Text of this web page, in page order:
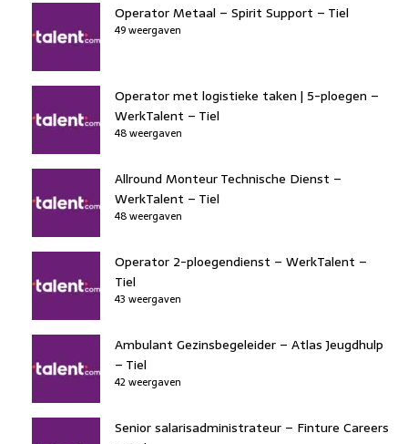
Operator Metaal – Spirit Support – Tiel
49 weergaven
Operator met logistieke taken | 5-ploegen –
WerkTalent – Tiel
48 weergaven
Allround Monteur Technische Dienst –
WerkTalent – Tiel
48 weergaven
Operator 2-ploegendienst – WerkTalent –
Tiel
43 weergaven
Ambulant Gezinsbegeleider – Atlas Jeugdhulp
– Tiel
42 weergaven
Senior salarisadministrateur – Finture Careers